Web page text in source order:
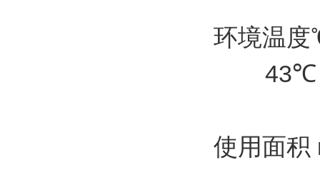
环境温
43℃
使用面积